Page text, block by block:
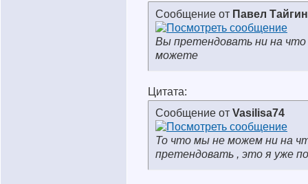
Сообщение от Павел Тайгин
Вы претендовать ни на что
можете
Цитата:
Сообщение от Vasilisa74
То что мы не можем ни на
претендовать , это я уже